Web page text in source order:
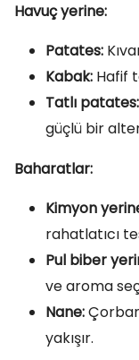
Havuç yerine:
Patates:
Kabak: Hafif
Tatlı patates:
güçlü bir
Baharatlar:
Kimyon
rahatlatıcı
Pul biber
ve aroma
Nane:
yakışır.